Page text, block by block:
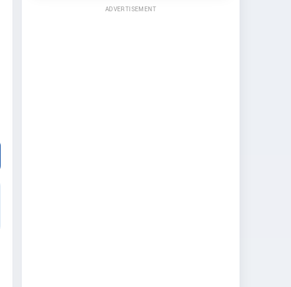
ADVERTISEMENT